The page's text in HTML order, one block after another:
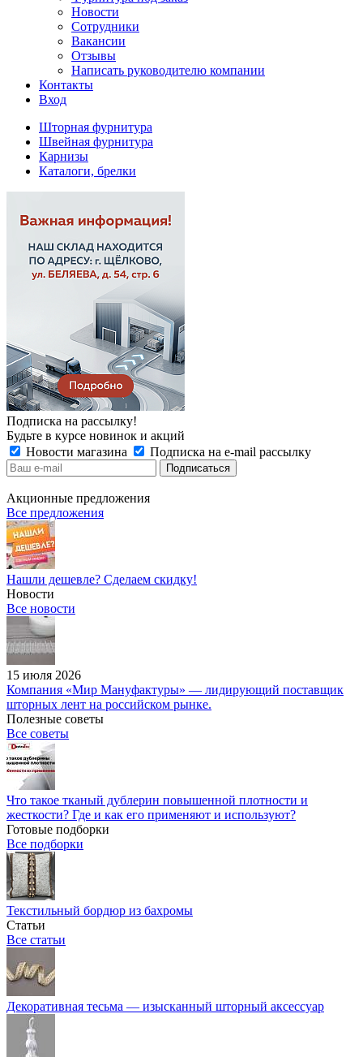
Новости
Сотрудники
Вакансии
Отзывы
Написать руководителю компании
Контакты
Вход
Шторная фурнитура
Швейная фурнитура
Карнизы
Каталоги, брелки
Подписка на рассылку!
Будьте в курсе новинок и акций
Новости магазина
Подписка на e-mail рассылку
Акционные предложения
Все предложения
Нашли дешевле? Сделаем скидку!
Новости
Все новости
15 июля 2026
Компания «Мир Мануфактуры» — лидирующий поставщик
шторных лент на российском рынке.
Полезные советы
Все советы
Что такое тканый дублерин повышенной плотности и
жесткости? Где и как его применяют и используют?
Готовые подборки
Все подборки
Текстильный бордюр из бахромы
Статьи
Все статьи
Декоративная тесьма — изысканный шторный аксессуар